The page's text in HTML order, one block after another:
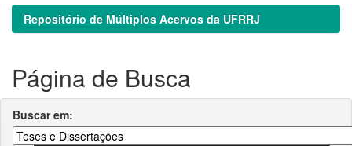
Repositório de Múltiplos Acervos da UFRRJ
Página de Busca
Buscar em: